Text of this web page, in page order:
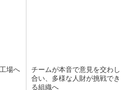
場へ
チームが本音で意見を交わし
合い、多様な人財が挑戦でき
る組織へ